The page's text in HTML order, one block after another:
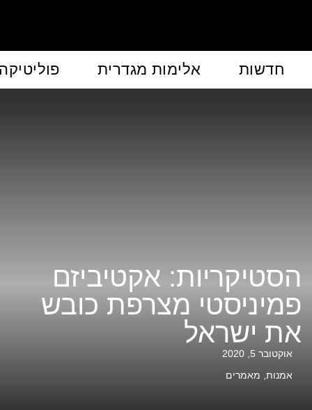
חדשות אלימות מגדרית
הסטיקריות: אקטיביזם
פמיניסטי מצרפת כובש
את ישראל
אוקטובר 5, 2020
אמנות מאמרים